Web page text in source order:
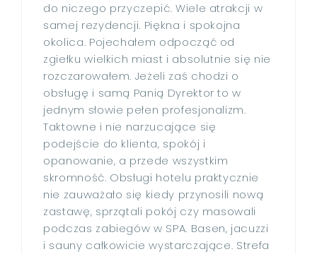
do niczego przyczepić. Wiele atrakcji w
samej rezydencji. Piękna i spokojna
okolica. Pojechałem odpocząć od
zgiełku wielkich miast i absolutnie się nie
rozczarowałem. Jeżeli zaś chodzi o
obsługę i samą Panią Dyrektor to w
jednym słowie pełen profesjonalizm.
Taktowne i nie narzucające się
podejście do klienta, spokój i
opanowanie, a przede wszystkim
skromność. Obsługi hotelu praktycznie
nie zauważało się kiedy przynosili nową
zastawę, sprzątali pokój czy masowali
podczas zabiegów w SPA. Basen, jacuzzi
i sauny całkowicie wystarczające. Strefa